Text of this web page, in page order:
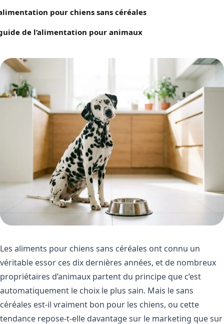
pour chiens sans céréales
de l’alimentation pour animaux
Les aliments pour chiens sans céréales ont connu un
véritable essor ces dix dernières années, et de nombreux
propriétaires d’animaux partent du principe que c’est
automatiquement le choix le plus sain. Mais le sans
céréales est-il vraiment bon pour les chiens, ou cette
tendance repose-t-elle davantage sur le marketing que sur